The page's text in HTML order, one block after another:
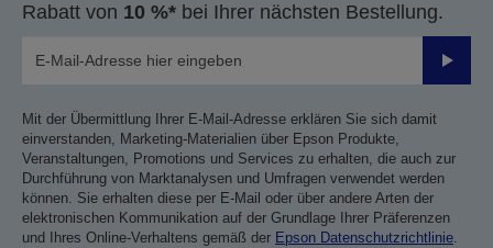
Rabatt von 10 %* bei Ihrer nächsten Bestellung.
Mit der Übermittlung Ihrer E-Mail-Adresse erklären Sie sich damit
einverstanden, Marketing-Materialien über Epson Produkte,
Veranstaltungen, Promotions und Services zu erhalten, die auch zur
Durchführung von Marktanalysen und Umfragen verwendet werden
können. Sie erhalten diese per E-Mail oder über andere Arten der
elektronischen Kommunikation auf der Grundlage Ihrer Präferenzen
und Ihres Online-Verhaltens gemäß der Epson Datenschutzrichtlinie.